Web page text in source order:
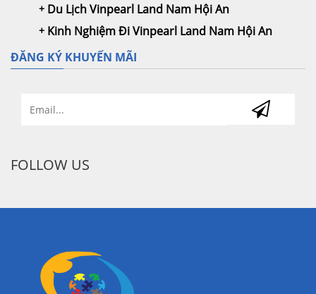
Du Lịch Vinpearl Land Nam Hội An
Kinh Nghiệm Đi Vinpearl Land Nam Hội An
ĐĂNG KÝ KHUYẾN MÃI
FOLLOW US